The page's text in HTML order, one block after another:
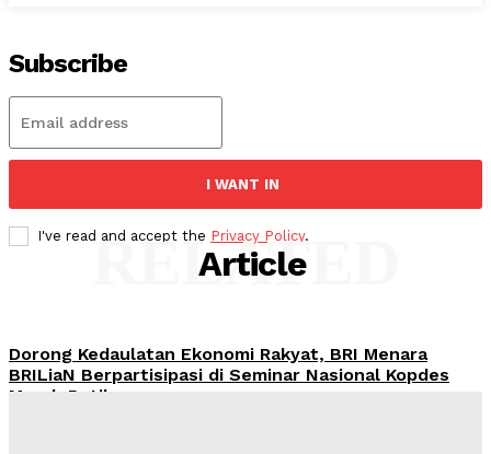
Subscribe
I WANT IN
I've read and accept the Privacy Policy.
Article
RELATED
Dorong Kedaulatan Ekonomi Rakyat, BRI Menara
BRILiaN Berpartisipasi di Seminar Nasional Kopdes
Merah Putih